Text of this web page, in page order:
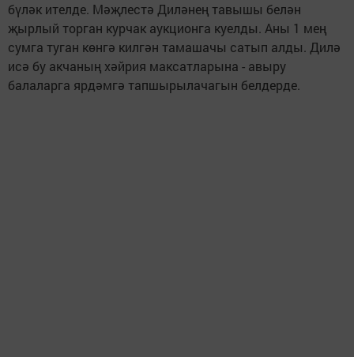
бүләк ителде. Мәҗлестә Диләнең тавышы белән
җырлый торган курчак аукционга куелды. Аны 1 мең
сумга туган көнгә килгән тамашачы сатып алды. Дилә
исә бу акчаның хәйрия максатларына - авыру
балаларга ярдәмгә тапшырылачагын белдерде.